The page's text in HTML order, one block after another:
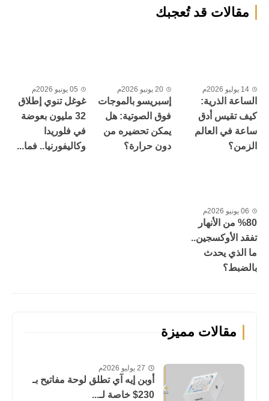
مقالات قد تُعجبك
14 يوليو 2026م
الساعة الذرية:
كيف تقيس أدق
ساعة في العالم
الزمن؟
20 يونيو 2026م
إسبريسو بالموجات
فوق الصوتية: هل
يمكن تحضيره من
دون حرارة؟
05 يونيو 2026م
غوغل تنوي إطلاق
32 مليون بعوضة
في فلوريدا
وكاليفورنيا.. فما...
06 يونيو 2026م
%80 من الأنهار
تفقد الأوكسجين..
ما الذي يحدث
بالضبط؟
مقالات مميزة
27 يوليو 2026م
أوبن إيه آي تطلق لوحة مفاتيح بـ
230$ خاصة لـ...